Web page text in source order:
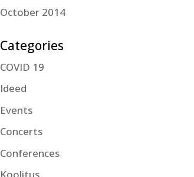
October 2014
Categories
COVID 19
Ideed
Events
Concerts
Conferences